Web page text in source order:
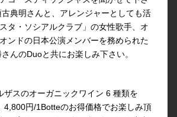
典明さんと、アレンジャーとしても活
タ・ソシアルクラブ」の女性歌手、オ
ンドの日本公演メンバーを務められた
んのDuoと共にお楽しみ下さい。
スのオーガニックワイン 6 種類を
4,800円/1Botteのお得価格でお楽しみ頂